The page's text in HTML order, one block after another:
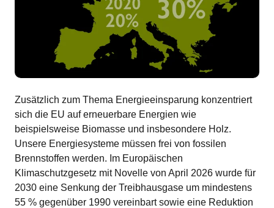
Zusätzlich zum Thema Energieeinsparung konzentriert
sich die EU auf erneuerbare Energien wie
beispielsweise Biomasse und insbesondere Holz.
Unsere Energiesysteme müssen frei von fossilen
Brennstoffen werden. Im Europäischen
Klimaschutzgesetz mit Novelle von April 2026 wurde für
2030 eine Senkung der Treibhausgase um mindestens
55 % gegenüber 1990 vereinbart sowie eine Reduktion